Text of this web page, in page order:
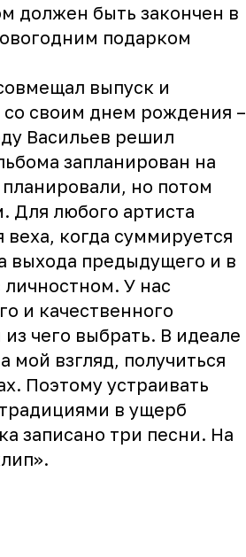
должен быть закончен в
подарком
выпуск и
своим днем рождения –
Васильев решил
запланирован на
но потом
Для любого артиста
веха, когда суммируется
выхода предыдущего и в
У нас
и качественного
из чего выбрать. В идеале
взгляд, получиться
Поэтому устраивать
в ущерб
записано три песни. На